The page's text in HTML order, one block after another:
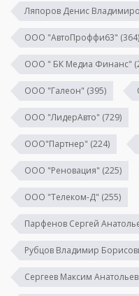
Ляпоров Денис
ООО "АвтоПроффи63" (364)
ООО " БК Медиа Финанс"
ООО "Галеон" (395)
ООО "ЛидерАвто" (729)
ООО"Партнер" (224)
ООО "Реновация" (225)
ООО "Телеком-Д" (255)
Парфенов Сергей
Рубцов Владимир
Сергеев Максим